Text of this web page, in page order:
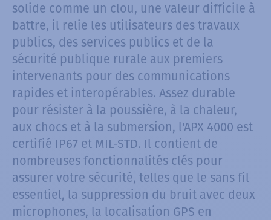
solide comme un clou, une valeur difficile à
battre, il relie les utilisateurs des travaux
publics, des services publics et de la
sécurité publique rurale aux premiers
intervenants pour des communications
rapides et interopérables. Assez durable
pour résister à la poussière, à la chaleur,
aux chocs et à la submersion, l'APX 4000 est
certifié IP67 et MIL-STD. Il contient de
nombreuses fonctionnalités clés pour
assurer votre sécurité, telles que le sans fil
essentiel, la suppression du bruit avec deux
microphones, la localisation GPS en